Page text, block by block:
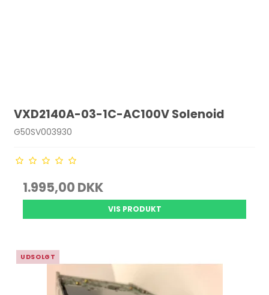
VXD2140A-03-1C-AC100V Solenoid
G50SV003930
1.995,00 DKK
VIS PRODUKT
UDSOLGT